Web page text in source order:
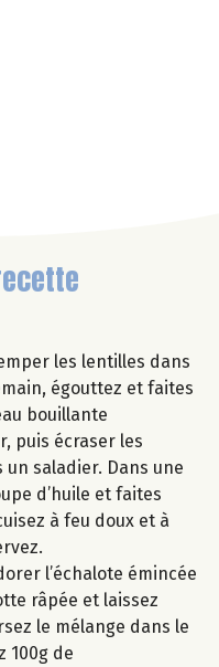
les lentilles dans
égouttez et faites
bouillante
puis écraser les
saladier. Dans une
d’huile et faites
à feu doux et à
l’échalote émincée
râpée et laissez
le mélange dans le
100g de